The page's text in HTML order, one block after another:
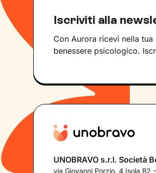
Iscriviti alla
Con Aurora ricevi nella
benessere psicologico.
UNOBRAVO s.r.l. Società
via Giovanni Porzio, 4 Isola B2